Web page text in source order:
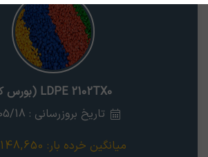
LDPE 2102TX0 (بورس کالا)
تاریخ بروزرسانی : 05/05/18
میانگین خرده بار: 148,650